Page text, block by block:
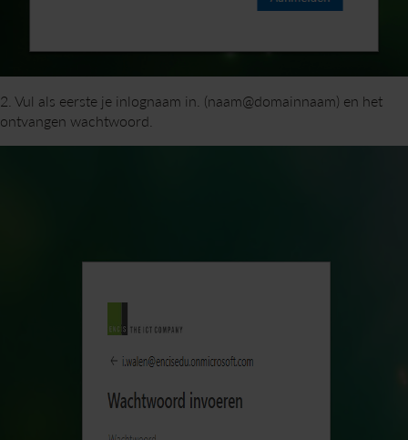
2. Vul als eerste je inlognaam in. (naam@domainnaam) en het
ontvangen wachtwoord.